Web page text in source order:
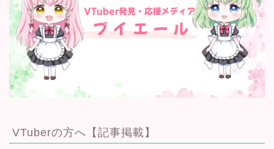
VTuberの方へ【記事掲載】